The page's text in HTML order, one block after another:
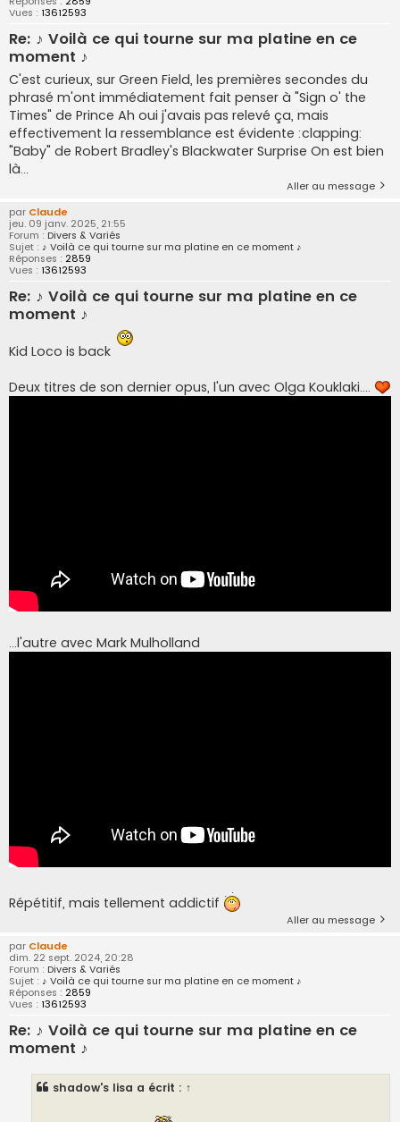
Vues : 13612593
Re: ♪ Voilà ce qui tourne sur ma platine en ce
moment ♪
C'est curieux, sur Green Field, les premières secondes du
phrasé m'ont immédiatement fait penser à "Sign o' the
Times" de Prince Ah oui j'avais pas relevé ça, mais
effectivement la ressemblance est évidente :clapping:
"Baby" de Robert Bradley's Blackwater Surprise On est bien
là...
Aller au message
par Claude
jeu. 09 janv. 2025, 21:55
Forum : Divers & Variés
Sujet : ♪ Voilà ce qui tourne sur ma platine en ce moment ♪
Réponses : 2859
Vues : 13612593
Re: ♪ Voilà ce qui tourne sur ma platine en ce
moment ♪
Kid Loco is back
Deux titres de son dernier opus, l'un avec Olga Kouklaki....
...l'autre avec Mark Mulholland
Répétitif, mais tellement addictif
Aller au message
par Claude
dim. 22 sept. 2024, 20:28
Forum : Divers & Variés
Sujet : ♪ Voilà ce qui tourne sur ma platine en ce moment ♪
Réponses : 2859
Vues : 13612593
Re: ♪ Voilà ce qui tourne sur ma platine en ce
moment ♪
shadow's lisa a écrit : ↑